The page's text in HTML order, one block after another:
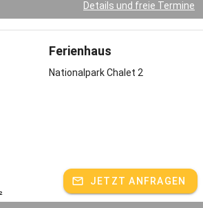
Hund in jedes Lokal mitnehmen. Unsere
Treffpunkt um einen schönen
lassen.
Details und freie Termine
Ferienhaus
Nationalpark Chalet 2
JETZT ANFRAGEN